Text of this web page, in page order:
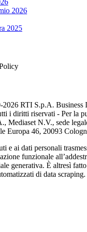
2026
2025
2026 RTI S.p.A. Business
i diritti riservati - Per la
Mediaset N.V., sede
Europa 46, 20093
e ai dati personali
funzionale
generativa. È altresì
di data scraping.